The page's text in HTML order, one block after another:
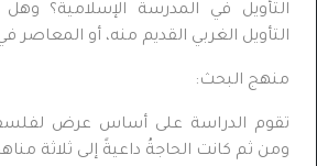
التأويل في المدرسة الإسلامية؟
التأويل الغربي القديم منه، أو المعاصر
منهج البحث:
تقوم الدراسة على أساس عرض لفلسفة
ومن ثم كانت الحاجةُ داعيةً إلى ثلاثة